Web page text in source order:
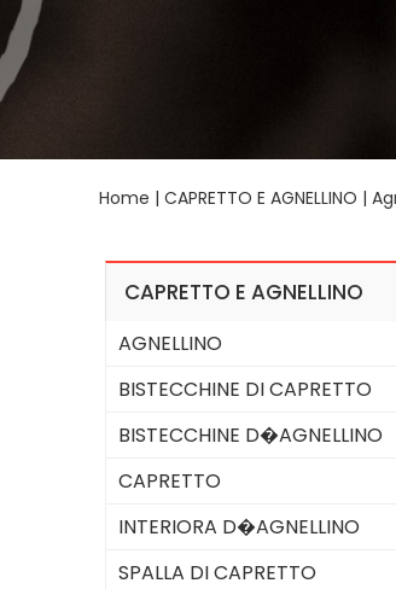
Home | CAPRETTO E AGNELLINO |
CAPRETTO E AGNELLINO
AGNELLINO
BISTECCHINE DI CAPRETTO
BISTECCHINE D�AGNELLINO
CAPRETTO
INTERIORA D�AGNELLINO
SPALLA DI CAPRETTO